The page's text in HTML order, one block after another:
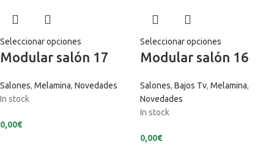
Seleccionar opciones
Modular salón 17
Salones, Melamina, Novedades
In stock
0,00€
Seleccionar opciones
Modular salón 16
Salones, Bajos Tv, Melamina,
Novedades
In stock
0,00€